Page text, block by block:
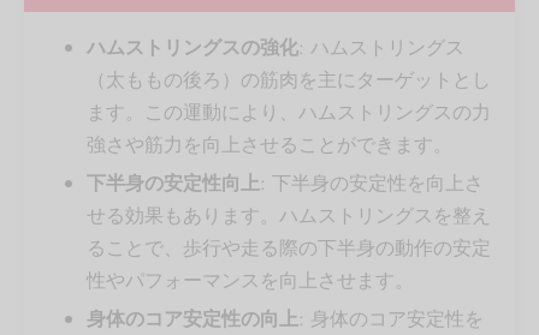
ハムストリングスの強化: ハムストリングス
（太ももの後ろ）の筋肉を主にターゲットとし
ます。この運動により、ハムストリングスの力
強さや筋力を向上させることができます。
下半身の安定性向上: 下半身の安定性を向上さ
せる効果もあります。ハムストリングスを整え
ることで、歩行や走る際の下半身の動作の安定
性やパフォーマンスを向上させます。
身体のコア安定性の向上: 身体のコア安定性を